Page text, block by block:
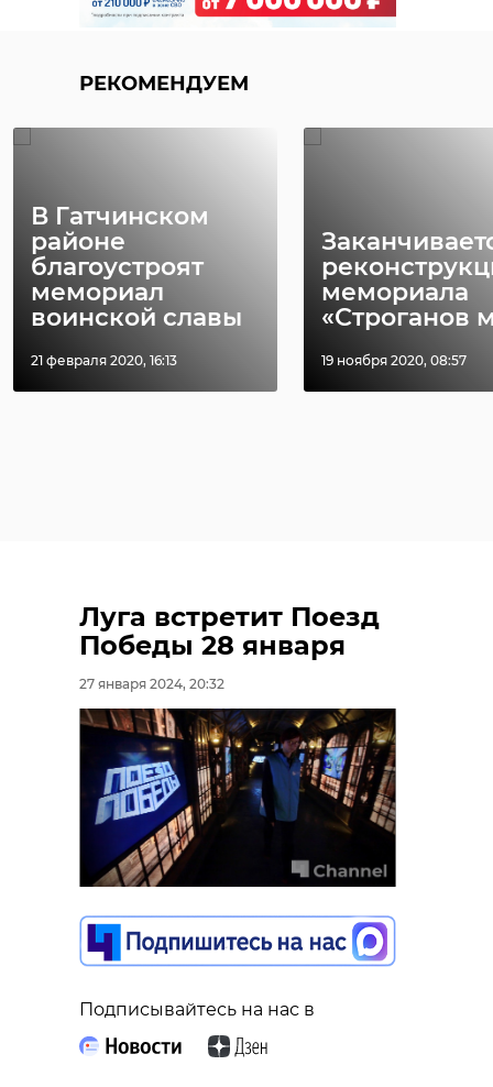
РЕКОМЕНДУЕМ
В Гатчинском
районе
благоустроят
мемориал
воинской славы
21 февраля 2020, 16:13
мемориала
«Строганов
19 ноября 2020, 08:57
Луга встретит Поезд
Победы 28 января
27 января 2024, 20:32
Подписывайтесь на нас в